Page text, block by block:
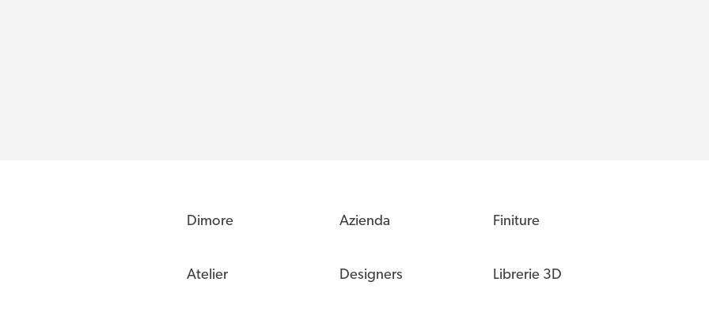
Dimore
Atelier
Azienda
Designers
Finiture
Librerie 3D